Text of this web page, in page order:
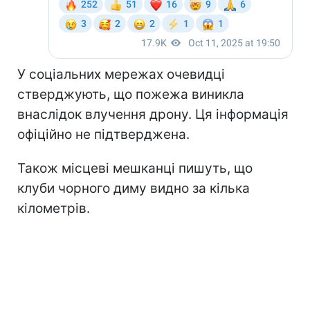
У соціальних мережах очевидці
стверджують, що пожежа виникла
внаслідок влучення дрону. Ця інформація
офіційно не підтверджена.
Також місцеві мешканці пишуть, що
клуби чорного диму видно за кілька
кілометрів.